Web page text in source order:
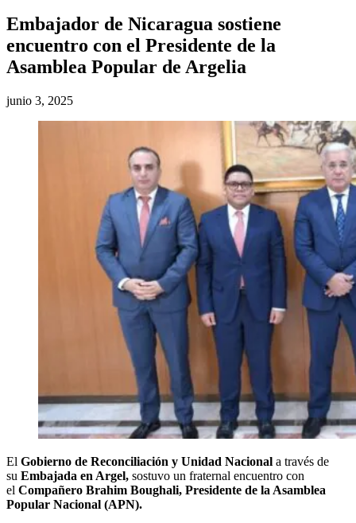
Embajador de Nicaragua sostiene
encuentro con el Presidente de la
Asamblea Popular de Argelia
junio 3, 2025
El Gobierno de Reconciliación y Unidad Nacional a través de
su Embajada en Argel, sostuvo un fraternal encuentro con
el Compañero Brahim Boughali, Presidente de la Asamblea
Popular Nacional (APN).